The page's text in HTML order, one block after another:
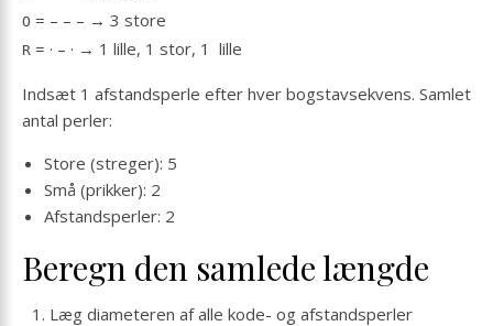
O = – – – → 3 store
R = · – · → 1 lille, 1 stor, 1 lille
Indsæt 1 afstandsperle efter hver bogstavsekvens. Samlet
antal perler:
Store (streger): 5
Små (prikker): 2
Afstandsperler: 2
Beregn den samlede længde
Læg diameteren af alle kode- og afstandsperler